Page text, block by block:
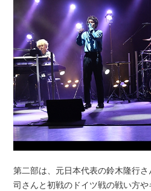
第二部は、元日本代表の鈴木隆行
司さんと初戦のドイツ戦の戦い方